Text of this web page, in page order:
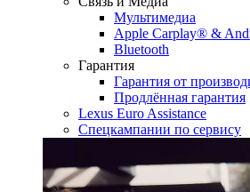
Мультимедиа
Apple Carplay® &
Bluetooth
Гарантия
Гарантия от
Продлённая гарантия
Lexus Euro Assistance
Спецкампании по сервису